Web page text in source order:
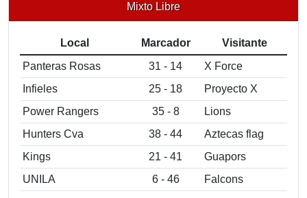
Mixto Libre
Local Marcador
Visitante
Panteras Rosas
31 - 14
X Force
Infieles
25 - 18
Proyecto X
Power Rangers
35 - 8
Lions
Hunters Cva
38 - 44
Aztecas flag
Kings
21 - 41
Guapors
UNILA
6 - 46 Falcons